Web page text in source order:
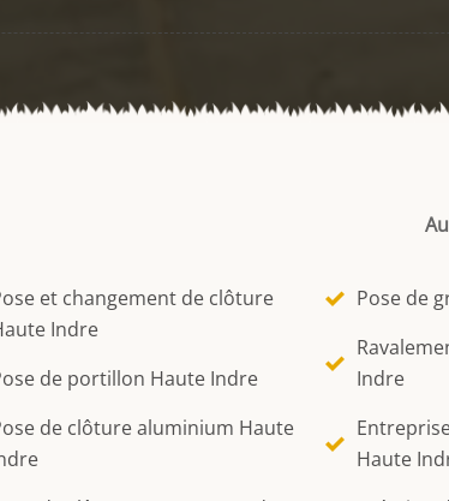
et changement de clôture
Indre
de portillon Haute Indre
de clôture aluminium Haute
Pose de
Indre
Haute